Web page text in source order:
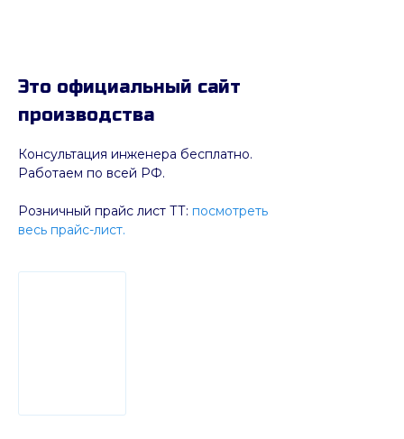
Консультация инженера бесплатно.
Работаем по всей РФ.
Розничный прайс лист ТТ: посмотреть
весь прайс-лист.
Это официальный сайт
производства